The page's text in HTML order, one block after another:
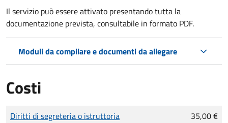
Il servizio può essere attivato presentando tutta la
documentazione prevista, consultabile in formato PDF.
Moduli da compilare e documenti da allegare
Costi
Tipo di pagamento
Importo
Diritti di segreteria o istruttoria 35,00 €